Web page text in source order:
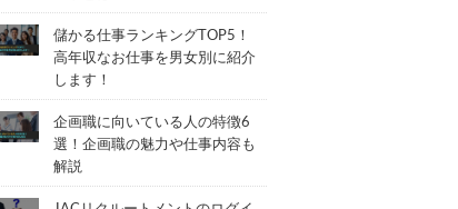
儲かる仕事ランキングTOP5！
高年収なお仕事を男女別に紹介
します！
企画職に向いている人の特徴6
選！企画職の魅力や仕事内容も
解説